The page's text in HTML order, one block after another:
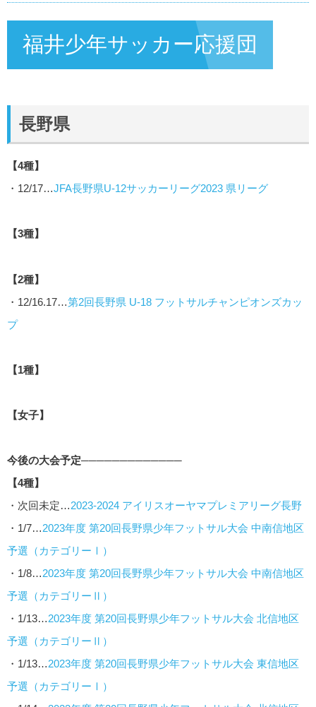
福井少年サッカー応援団
長野県
【4種】
・12/17…JFA長野県U-12サッカーリーグ2023 県リーグ
【3種】
【2種】
・12/16.17…第2回長野県 U-18 フットサルチャンピオンズカッ
プ
【1種】
【女子】
今後の大会予定─────────────
【4種】
・次回未定…2023‐2024 アイリスオーヤマプレミアリーグ長野
・1/7…2023年度 第20回長野県少年フットサル大会 中南信地区
予選（カテゴリーⅠ）
・1/8…2023年度 第20回長野県少年フットサル大会 中南信地区
予選（カテゴリーⅡ）
・1/13…2023年度 第20回長野県少年フットサル大会 北信地区
予選（カテゴリーⅡ）
・1/13…2023年度 第20回長野県少年フットサル大会 東信地区
予選（カテゴリーⅠ）